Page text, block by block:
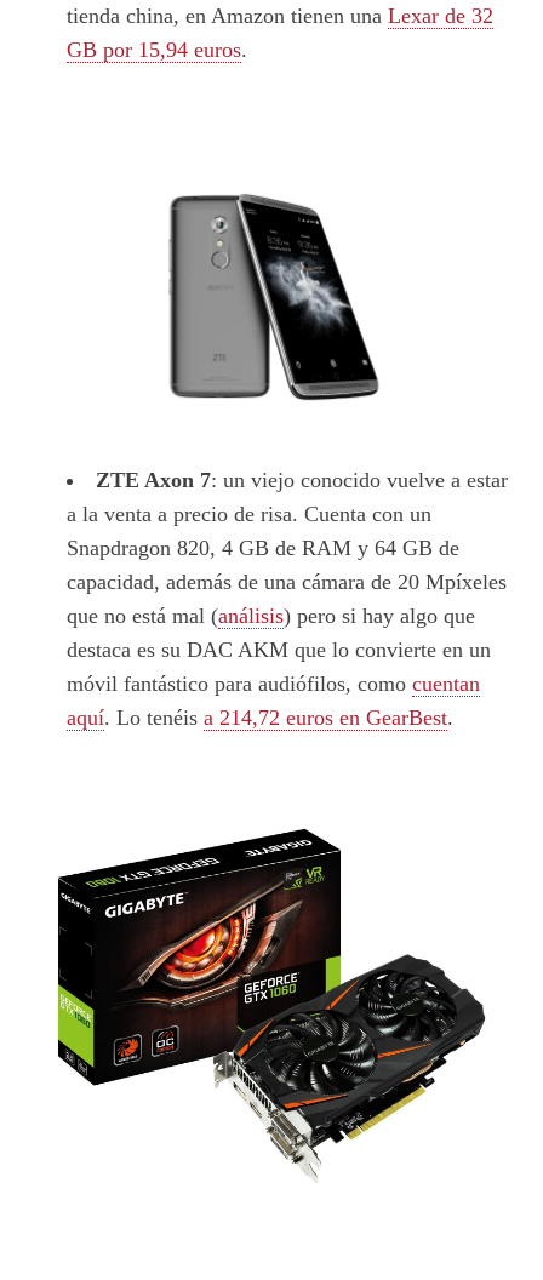
tienda china, en Amazon tienen una Lexar de 32
GB por 15,94 euros.
ZTE Axon 7: un viejo conocido vuelve a estar
a la venta a precio de risa. Cuenta con un
Snapdragon 820, 4 GB de RAM y 64 GB de
capacidad, además de una cámara de 20 Mpíxeles
que no está mal (análisis) pero si hay algo que
destaca es su DAC AKM que lo convierte en un
móvil fantástico para audiófilos, como cuentan
aquí. Lo tenéis a 214,72 euros en GearBest.